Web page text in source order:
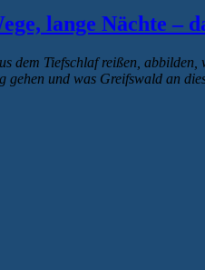
lange Nächte –
dem Tiefschlaf reißen,
gehen und was Greifswald an